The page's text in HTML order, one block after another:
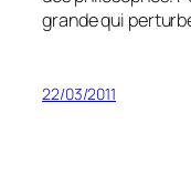
grande qui
22/03/2011